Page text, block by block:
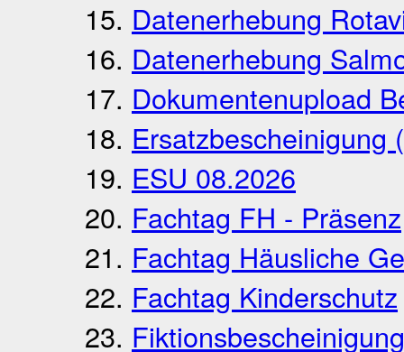
Datenerhebung
Datenerhebung
Dokumentenupload
Ersatzbescheinigung
ESU 08.2026
Fachtag FH - Präsenz
Fachtag Häusliche
Fachtag Kinderschutz